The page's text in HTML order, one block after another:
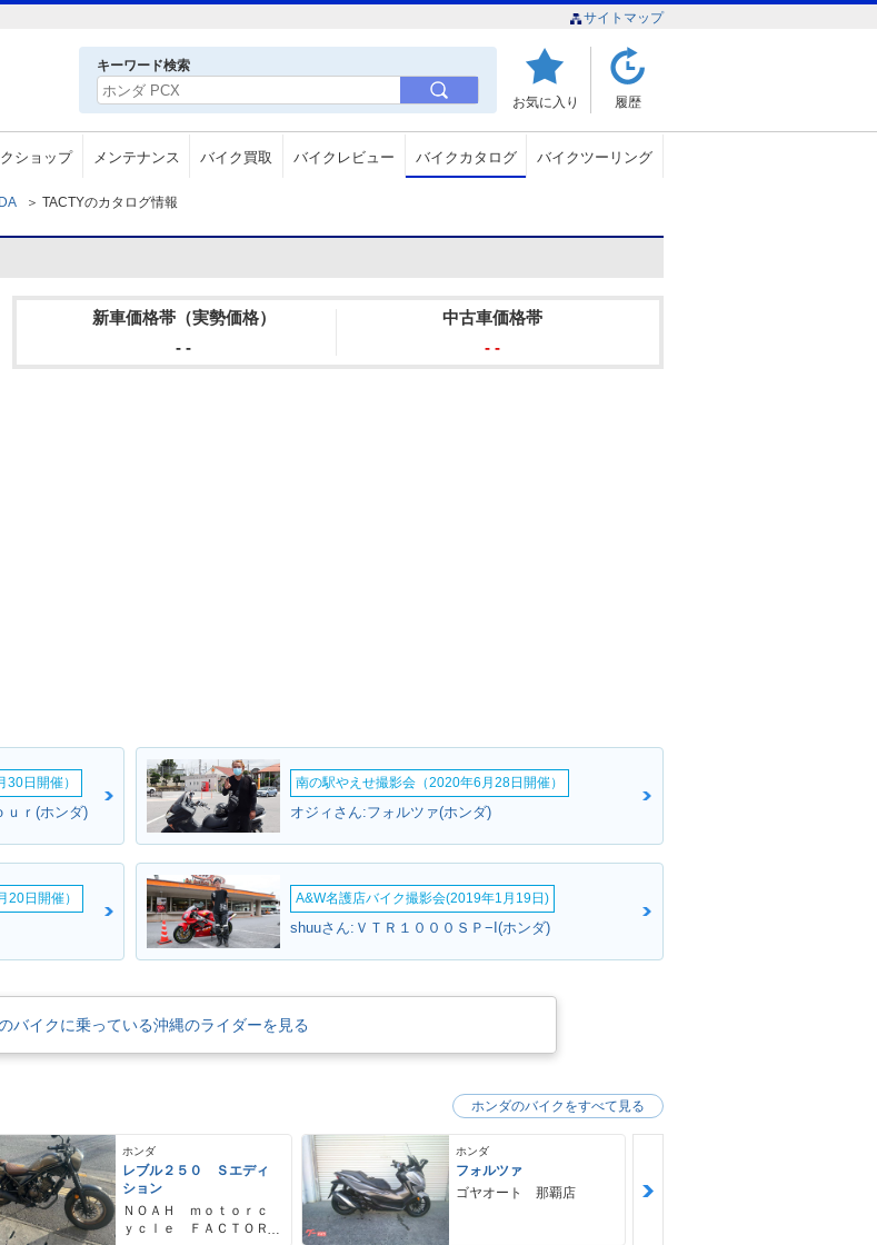
サイトマップ
キーワード検索
お気に入り 履歴
ショップ メンテナンス バイク買取 バイクレビュー バイクカタログ バイクツーリング
＞ TACTYのカタログ情報
新車価格帯（実勢価格）
- -
中古車価格帯
- -
日開催）
ｕｒ(ホンダ)
南の駅やえせ撮影会（2020年6月28日開催）
オジィさん:フォルツァ(ホンダ)
日開催） A&W名護店バイク撮影会(2019年1月19日)
shuuさん:ＶＴＲ１０００ＳＰ−I(ホンダ)
バイクに乗っている沖縄のライダーを見る
ホンダ
レブル２５０ Ｓエディ
ション
ＮＯＡＨ ｍｏｔｏｒｃ
ｙｃｌｅ ＦＡＣＴＯＲ
ホンダ
フォルツァ
ゴヤオート 那覇店
ホンダのバイクをすべて見る